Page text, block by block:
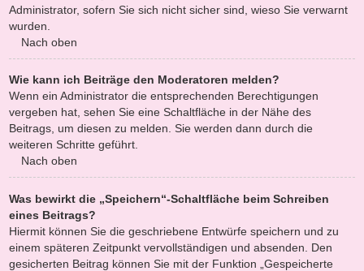
Administrator, sofern Sie sich nicht sicher sind, wieso Sie verwarnt
wurden.
Nach oben
Wie kann ich Beiträge den Moderatoren melden?
Wenn ein Administrator die entsprechenden Berechtigungen
vergeben hat, sehen Sie eine Schaltfläche in der Nähe des
Beitrags, um diesen zu melden. Sie werden dann durch die
weiteren Schritte geführt.
Nach oben
Was bewirkt die „Speichern“-Schaltfläche beim Schreiben
eines Beitrags?
Hiermit können Sie die geschriebene Entwürfe speichern und zu
einem späteren Zeitpunkt vervollständigen und absenden. Den
gesicherten Beitrag können Sie mit der Funktion „Gespeicherte